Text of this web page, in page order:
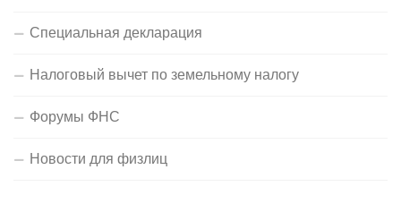
Специальная декларация
Налоговый вычет по земельному налогу
Форумы ФНС
Новости для физлиц